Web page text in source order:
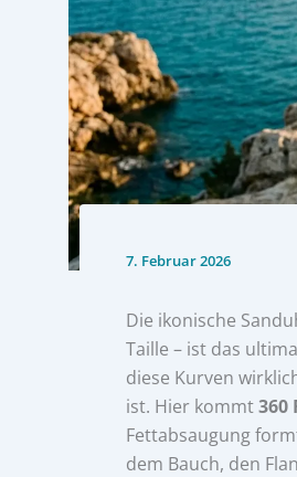
7. Februar 2026
Die ikonische
Taille – ist das
diese Kurven
ist. Hier kommt360
Fettabsaugung
dem Bauch, den